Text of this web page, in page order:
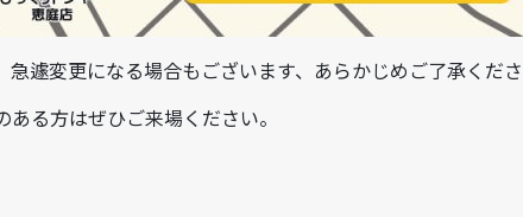
遽変更になる場合もございます、あらかじめご了承くだ
る方はぜひご来場ください。